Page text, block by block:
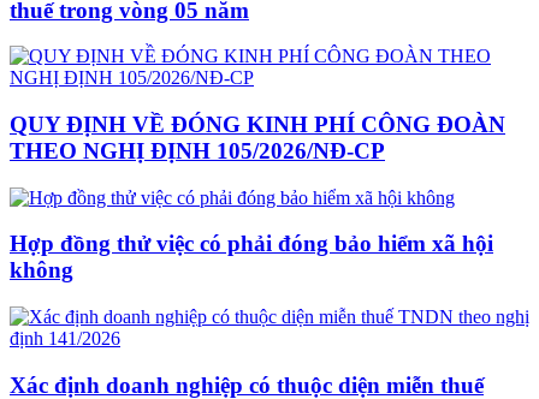
thuế trong vòng 05 năm
QUY ĐỊNH VỀ ĐÓNG KINH PHÍ CÔNG ĐOÀN
THEO NGHỊ ĐỊNH 105/2026/NĐ-CP
Hợp đồng thử việc có phải đóng bảo hiểm xã hội
không
Xác định doanh nghiệp có thuộc diện miễn thuế